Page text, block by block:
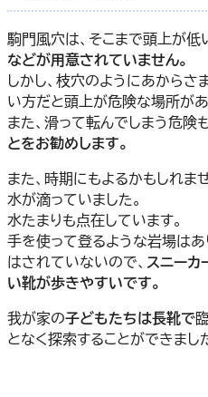
駒門風穴は、そこまで頭上が
などが用意されていません。
しかし、枝穴のようにあから
い方だと頭上が危険な場所があ
また、滑って転んでしまう危険
とをお勧めします。
また、時期にもよるかもしれま
水が滴っていました。
水たまりも点在しています。
手を使って登るような岩場は
はされていないので、 スニーカ
い靴が歩きやすいです。
我が家の子どもたちは長靴で
となく探索することができまし